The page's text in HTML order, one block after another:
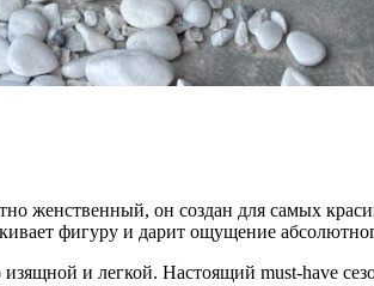
женственный, он создан для самых
фигуру и дарит ощущение
и легкой. Настоящий must-have